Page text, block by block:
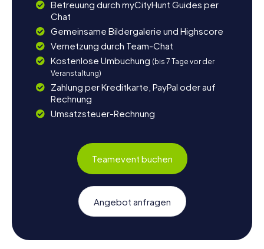
Betreuung durch myCityHunt Guides per
Chat
Gemeinsame Bildergalerie und Highscore
Vernetzung durch Team-Chat
Kostenlose Umbuchung (bis 7 Tage vor der
Veranstaltung)
Zahlung per Kreditkarte, PayPal oder auf
Rechnung
Umsatzsteuer-Rechnung
Teamevent buchen
Angebot anfragen